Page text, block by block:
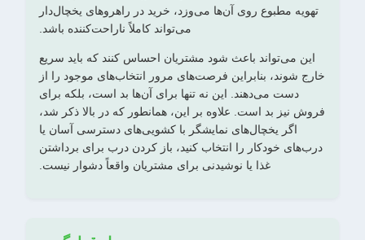
تهویه مطبوع روی آن‌ها می‌وزد، خرید در راهروهای یخچال‌دار
می‌تواند کاملاً ناراحت‌کننده باشد.
این می‌تواند باعث شود مشتریان احساس کنند که باید سریع
خارج شوند، بنابراین فرصت‌های مرور انتخاب‌های موجود را از
دست می‌دهند. این نه تنها برای آن‌ها بد است، بلکه برای
فروش نیز بد است. علاوه بر این، همانطور که در بالا ذکر شد،
اگر یخچال‌های نمایشگر با کشویی‌های دسترسی آسان یا
درب‌های خودکار را انتخاب کنید، باز کردن درب برای برداشتن
غذا یا نوشیدنی برای مشتریان واقعاً دشوار نیست.